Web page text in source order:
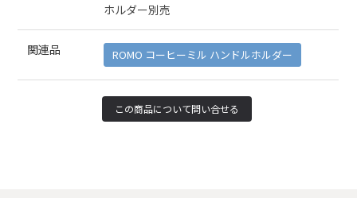
ホルダー別売
関連品 ROMO コーヒーミル ハンドルホルダー